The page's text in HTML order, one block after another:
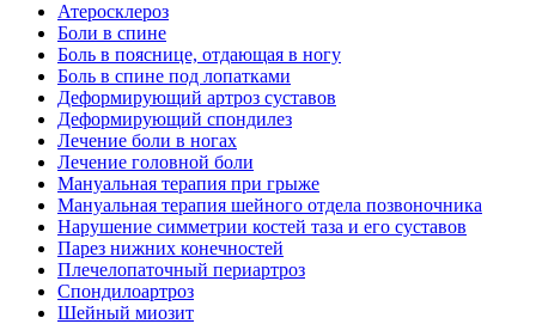
Атеросклероз
Боли в спине
Боль в пояснице, отдающая в ногу
Боль в спине под лопатками
Деформирующий артроз суставов
Деформирующий спондилез
Лечение боли в ногах
Лечение головной боли
Мануальная терапия при грыже
Мануальная терапия шейного отдела позвоночника
Нарушение симметрии костей таза и его суставов
Парез нижних конечностей
Плечелопаточный периартроз
Спондилоартроз
Шейный миозит